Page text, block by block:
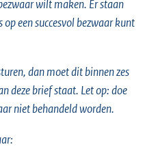
wilt maken. Er staan
een succesvol bezwaar kunt
dan moet dit binnen zes
deze brief staat. Let op: doe
niet behandeld worden.